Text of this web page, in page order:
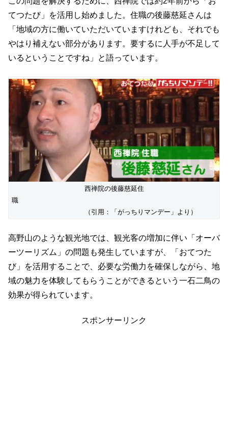
てつたび」を活用し始めました。住職の後藤慈延さんは
「地域の方に働いていただいていますけれども、それでも
やはり補えない部分があります。要するに人手が不足して
いるということですね」と語っています。
西禅院の後藤慈延住
職
（引用：「がっちりマンデー」より）
高野山のような観光地では、観光客の増加に伴い「オーバ
ーツーリズム」の問題も発生していますが、「おてつた
び」を活用することで、必要な労働力を確保しながら、地
域の魅力を体験してもらうことができるという一石二鳥の
効果が得られています。
スポンサーリンク